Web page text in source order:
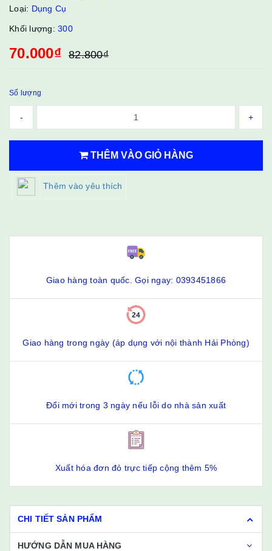
Loại: Dụng Cụ
Khối lượng: 300
70.000₫ 82.800₫
Số lượng
- +
THÊM VÀO GIỎ HÀNG
Thêm vào yêu thích
Giao hàng toàn quốc. Gọi ngay: 0393451866
Giao hàng trong ngày (áp dụng với nội thành Hải Phòng)
Đổi mới trong 3 ngày nếu lỗi do nhà sản xuất
Xuất hóa đơn đỏ trực tiếp cộng thêm 5%
CHI TIẾT SẢN PHẨM
HƯỚNG DẪN MUA HÀNG